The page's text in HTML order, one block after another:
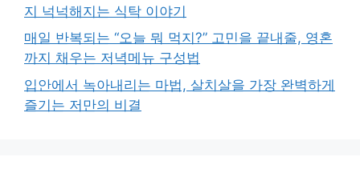
지 넉넉해지는 식탁 이야기
매일 반복되는 “오늘 뭐 먹지?” 고민을 끝내줄, 영혼
까지 채우는 저녁메뉴 구성법
입안에서 녹아내리는 마법, 살치살을 가장 완벽하게
즐기는 저만의 비결